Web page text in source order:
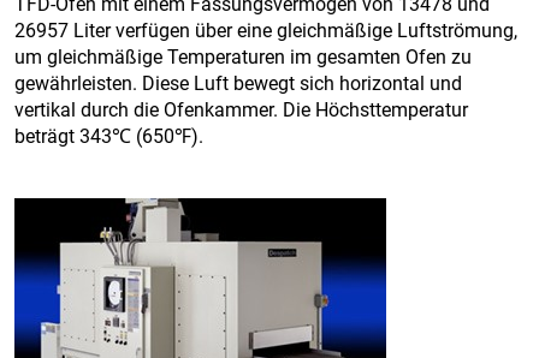
26957 Liter verfügen über eine gleichmäßige Luftströmung,
um gleichmäßige Temperaturen im gesamten Ofen zu
gewährleisten. Diese Luft bewegt sich horizontal und
vertikal durch die Ofenkammer. Die Höchsttemperatur
beträgt 343℃ (650℉).